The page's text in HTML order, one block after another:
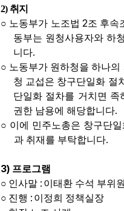
2) 취지
○ 노동부가 노조법2조 후속
동부는 원청사용자와 하
니다.
○ 노동부가 원하청을 하나의
청 교섭은 창구단일화 절
단일화 절차를 거치면 족
권한 남용에 해당합니다.
○ 이에 민주노총은 창구단
과 취재를 부탁합니다.
3) 프로그램
○ 인사말 : 이태환 수석 부위
○ 진행 : 이정희 정책실장